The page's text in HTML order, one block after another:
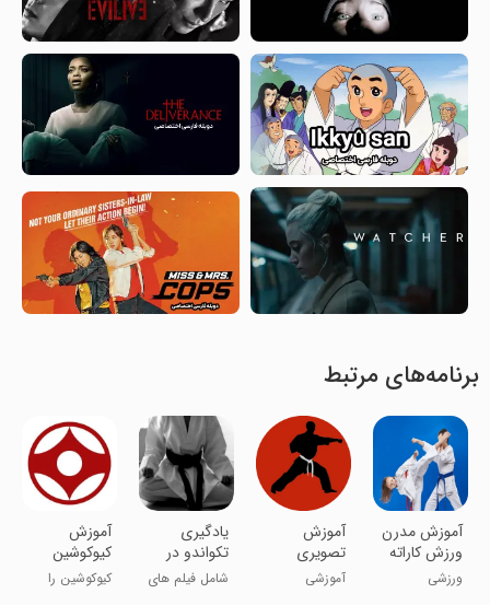
برنامه‌های مرتبط
آموزش مدرن
ورزش کاراته
ورزشی
آموزش
تصویری
کاراته
آموزشی
یادگیری
تکواندو در
منزل
شامل فیلم های
آموزش
کیوکوشین
کاراته
کیوکوشین را